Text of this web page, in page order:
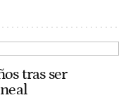
tras ser